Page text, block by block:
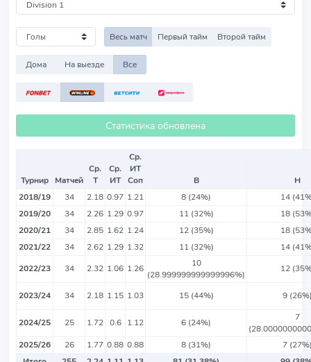
Весь матч Первый тайм Второй тайм
Дома На выезде Все
Статистика обновлена
Турнир Матчей
Ср.
Т
Ср.
ИТ
Ср.
ИТ
Соп
В
Н
2018/19
34 2.18 0.97 1.21 8 (24%)
14
2019/20
34 2.26 1.29 0.97 11 (32%)
18
2020/21
34 2.85 1.62 1.24 12 (35%)
18
2021/22
34 2.62 1.29 1.32 11 (32%)
14
2022/23
34 2.32 1.06 1.26
10
(28.999999999999996%)
12
2023/24 34 2.18 1.15 1.03 15 (44%) 9
2024/25 25 1.72 0.6 1.12 6 (24%)
7
2025/26
26 1.77 0.88 0.88 8 (31%)
7